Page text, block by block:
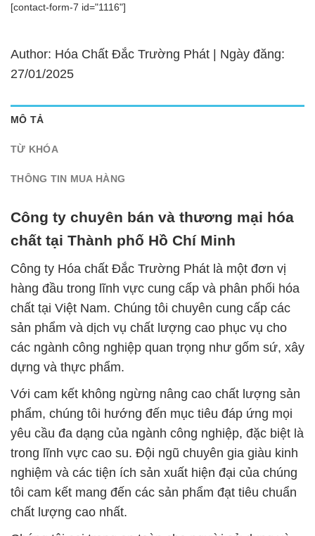
[contact-form-7 id="1116"]
Author: Hóa Chất Đắc Trường Phát | Ngày đăng:
27/01/2025
MÔ TẢ
TỪ KHÓA
THÔNG TIN MUA HÀNG
Công ty chuyên bán và thương mại hóa
chất tại Thành phố Hồ Chí Minh
Công ty Hóa chất Đắc Trường Phát là một đơn vị
hàng đầu trong lĩnh vực cung cấp và phân phối hóa
chất tại Việt Nam. Chúng tôi chuyên cung cấp các
sản phẩm và dịch vụ chất lượng cao phục vụ cho
các ngành công nghiệp quan trọng như gốm sứ, xây
dựng và thực phẩm.
Với cam kết không ngừng nâng cao chất lượng sản
phẩm, chúng tôi hướng đến mục tiêu đáp ứng mọi
yêu cầu đa dạng của ngành công nghiệp, đặc biệt là
trong lĩnh vực cao su. Đội ngũ chuyên gia giàu kinh
nghiệm và các tiện ích sản xuất hiện đại của chúng
tôi cam kết mang đến các sản phẩm đạt tiêu chuẩn
chất lượng cao nhất.